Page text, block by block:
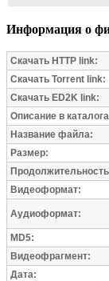
Информация о
Скачать HTTP link:
Скачать Torrent link:
Скачать ED2K link:
Описание в
Название файла:
Размер:
Видеоформат:
Аудиоформат:
MD5:
Видеофрагмент:
Дата: